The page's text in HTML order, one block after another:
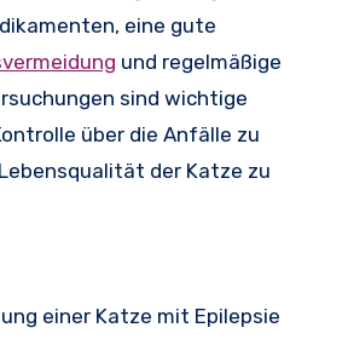
eine gute
und regelmäßige
sind wichtige
über die Anfälle zu
der Katze zu
einer Katze mit Epilepsie